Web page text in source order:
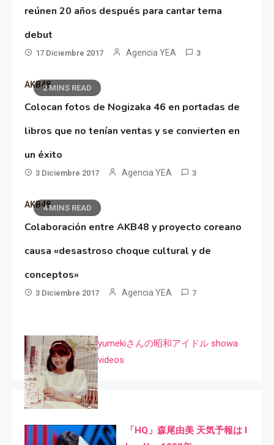
reúnen 20 años después para cantar tema
debut
17 Diciembre 2017 Agencia YEA 3
2 MINS READ
AKB48
Colocan fotos de Nogizaka 46 en portadas de
libros que no tenían ventas y se convierten en
un éxito
3 Diciembre 2017 Agencia YEA 3
4 MINS READ
AKB48
Colaboración entre AKB48 y proyecto coreano
causa «desastroso choque cultural y de
conceptos»
3 Diciembre 2017 Agencia YEA 7
yumekiさんの昭和アイドル showa
videos
「HQ」森尾由美 天気予報は I